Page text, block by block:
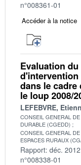
n°008361-01
Accéder à la notice
Evaluation
dans le
le loup 2008/
LEFEBVRE,
CONSEIL GENERAL
DURABLE (CGEDD)
CONSEIL GENERAL
ESPACES RURAUX
Rapport: déc. 2012
n°008338-01